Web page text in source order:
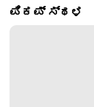
ಪಿಕಪ್ ಸ್ಥಳ